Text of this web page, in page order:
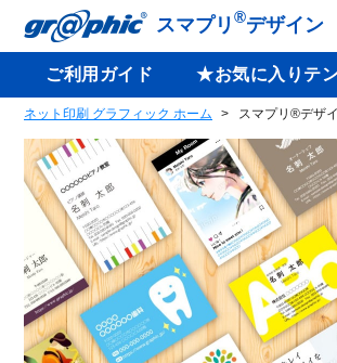
スマプリ ®デザイン
ご利用ガイド ★お気に入りテ
ネット印刷 グラフィック ホーム スマプリ®デザ